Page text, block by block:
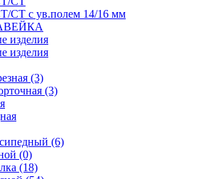
СТ с ув.полем 14/16 мм
изделия
изделия
(3)
(3)
(6)
(0)
(18)